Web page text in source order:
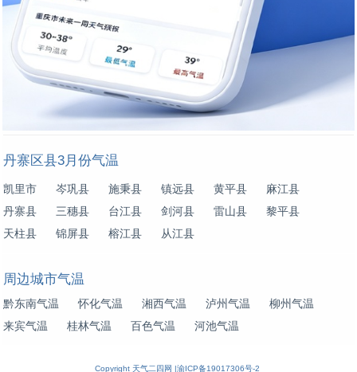
丹寨区县3月份气温
凯里市 岑巩县 施秉县 镇远县 黄平县
麻江县
丹寨县
三穗县 台江县 剑河县 雷山县
黎平县
天柱县
锦屏县 榕江县 从江县
周边城市气温
黔东南气温 怀化气温 湘西气温 泸州气温
柳州气温
来宾气温
桂林气温 百色气温 河池气温
Copyright 天气二四网 |渝ICP备19017306号-2